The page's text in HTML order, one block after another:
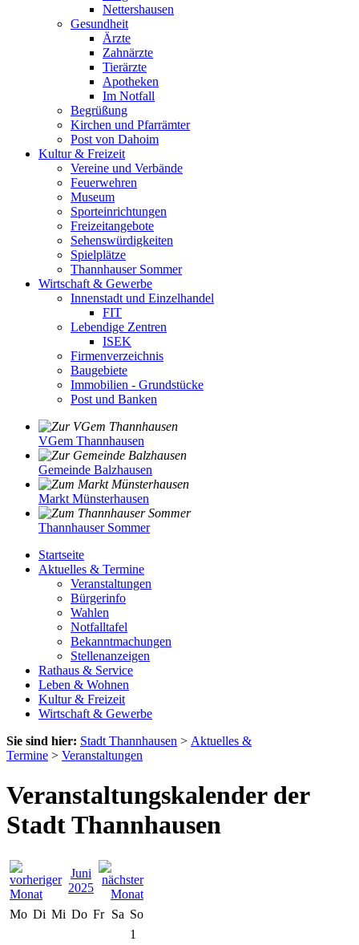
Nettershausen
Gesundheit
Ärzte
Zahnärzte
Tierärzte
Apotheken
Im Notfall
Begrüßung
Kirchen und Pfarrämter
Post von Dahoim
Kultur & Freizeit
Vereine und Verbände
Feuerwehren
Museum
Sporteinrichtungen
Freizeitangebote
Sehenswürdigkeiten
Spielplätze
Thannhauser Sommer
Wirtschaft & Gewerbe
Innenstadt und Einzelhandel
FIT
Lebendige Zentren
ISEK
Firmenverzeichnis
Baugebiete
Immobilien - Grundstücke
Post und Banken
VGem Thannhausen
Gemeinde Balzhausen
Markt Münsterhausen
Thannhauser Sommer
Startseite
Aktuelles & Termine
Veranstaltungen
Bürgerinfo
Wahlen
Notfalltafel
Bekanntmachungen
Stellenanzeigen
Rathaus & Service
Leben & Wohnen
Kultur & Freizeit
Wirtschaft & Gewerbe
Sie sind hier: Stadt Thannhausen > Aktuelles &
Termine > Veranstaltungen
Veranstaltungskalender der
Stadt Thannhausen
Juni
2025
Mo Di Mi Do Fr Sa So
1